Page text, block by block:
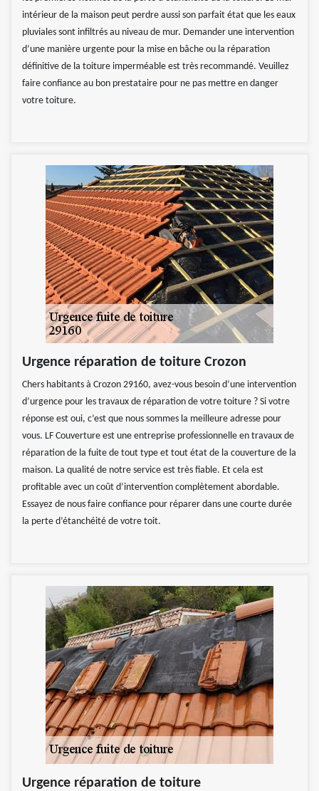
intérieur de la maison peut perdre aussi son parfait état que les eaux
pluviales sont infiltrés au niveau de mur. Demander une intervention
d’une manière urgente pour la mise en bâche ou la réparation
définitive de la toiture imperméable est très recommandé. Veuillez
faire confiance au bon prestataire pour ne pas mettre en danger
votre toiture.
Urgence réparation de toiture Crozon
Chers habitants à Crozon 29160, avez-vous besoin d’une intervention
d’urgence pour les travaux de réparation de votre toiture ? Si votre
réponse est oui, c’est que nous sommes la meilleure adresse pour
vous. LF Couverture est une entreprise professionnelle en travaux de
réparation de la fuite de tout type et tout état de la couverture de la
maison. La qualité de notre service est très fiable. Et cela est
profitable avec un coût d’intervention complètement abordable.
Essayez de nous faire confiance pour réparer dans une courte durée
la perte d’étanchéité de votre toit.
Urgence réparation de toiture